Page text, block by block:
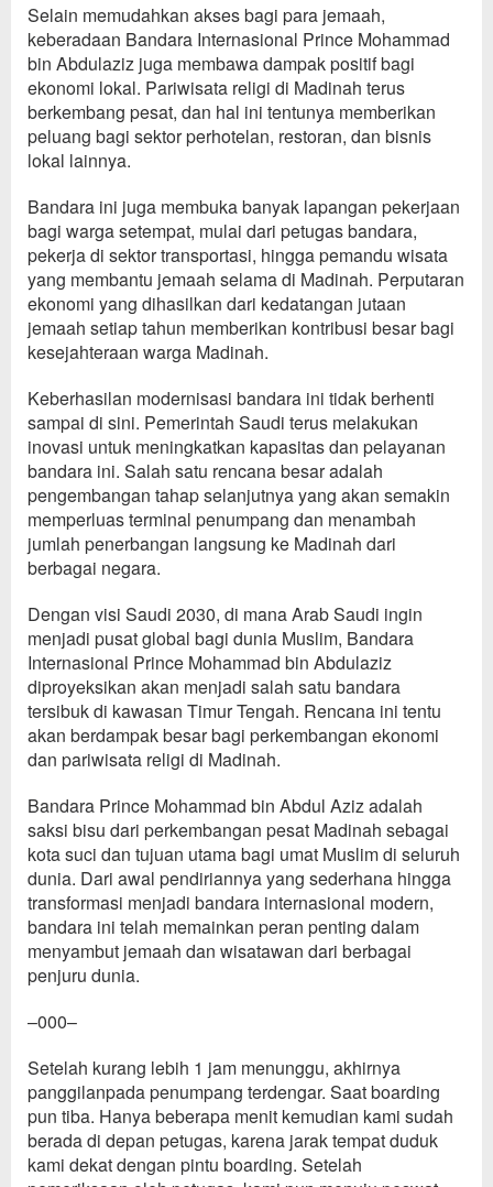
Selain memudahkan akses bagi para jemaah,
keberadaan Bandara Internasional Prince Mohammad
bin Abdulaziz juga membawa dampak positif bagi
ekonomi lokal. Pariwisata religi di Madinah terus
berkembang pesat, dan hal ini tentunya memberikan
peluang bagi sektor perhotelan, restoran, dan bisnis
lokal lainnya.
Bandara ini juga membuka banyak lapangan pekerjaan
bagi warga setempat, mulai dari petugas bandara,
pekerja di sektor transportasi, hingga pemandu wisata
yang membantu jemaah selama di Madinah. Perputaran
ekonomi yang dihasilkan dari kedatangan jutaan
jemaah setiap tahun memberikan kontribusi besar bagi
kesejahteraan warga Madinah.
Keberhasilan modernisasi bandara ini tidak berhenti
sampai di sini. Pemerintah Saudi terus melakukan
inovasi untuk meningkatkan kapasitas dan pelayanan
bandara ini. Salah satu rencana besar adalah
pengembangan tahap selanjutnya yang akan semakin
memperluas terminal penumpang dan menambah
jumlah penerbangan langsung ke Madinah dari
berbagai negara.
Dengan visi Saudi 2030, di mana Arab Saudi ingin
menjadi pusat global bagi dunia Muslim, Bandara
Internasional Prince Mohammad bin Abdulaziz
diproyeksikan akan menjadi salah satu bandara
tersibuk di kawasan Timur Tengah. Rencana ini tentu
akan berdampak besar bagi perkembangan ekonomi
dan pariwisata religi di Madinah.
Bandara Prince Mohammad bin Abdul Aziz adalah
saksi bisu dari perkembangan pesat Madinah sebagai
kota suci dan tujuan utama bagi umat Muslim di seluruh
dunia. Dari awal pendiriannya yang sederhana hingga
transformasi menjadi bandara internasional modern,
bandara ini telah memainkan peran penting dalam
menyambut jemaah dan wisatawan dari berbagai
penjuru dunia.
–000–
Setelah kurang lebih 1 jam menunggu, akhirnya
panggilanpada penumpang terdengar. Saatboarding
pun tiba. Hanyabeberapa menit kemudian kami sudah
berada di depan petugas, karena jarak tempat duduk
kami dekat dengan pintu boarding. Setelah